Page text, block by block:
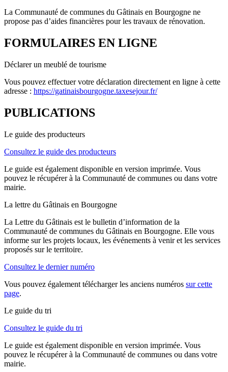
La Communauté de communes du Gâtinais en Bourgogne ne
propose pas d’aides financières pour les travaux de rénovation.
FORMULAIRES EN LIGNE
Déclarer un meublé de tourisme
Vous pouvez effectuer votre déclaration directement en ligne à cette
adresse : https://gatinaisbourgogne.taxesejour.fr/
PUBLICATIONS
Le guide des producteurs
Consultez le guide des producteurs
Le guide est également disponible en version imprimée. Vous
pouvez le récupérer à la Communauté de communes ou dans votre
mairie.
La lettre du Gâtinais en Bourgogne
La Lettre du Gâtinais est le bulletin d’information de la
Communauté de communes du Gâtinais en Bourgogne. Elle vous
informe sur les projets locaux, les événements à venir et les services
proposés sur le territoire.
Consultez le dernier numéro
Vous pouvez également télécharger les anciens numéros sur cette
page.
Le guide du tri
Consultez le guide du tri
Le guide est également disponible en version imprimée. Vous
pouvez le récupérer à la Communauté de communes ou dans votre
mairie.